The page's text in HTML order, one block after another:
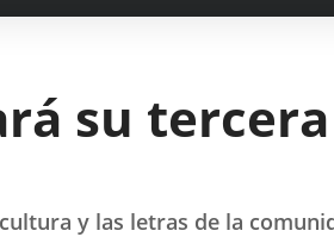
su tercera
y las letras de la